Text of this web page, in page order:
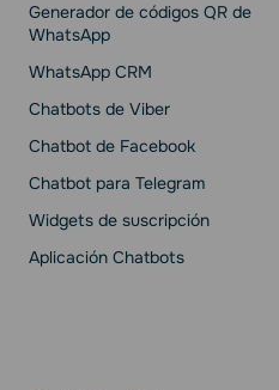
Generador de códigos QR de
WhatsApp
WhatsApp CRM
Chatbots de Viber
Chatbot de Facebook
Chatbot para Telegram
Widgets de suscripción
Aplicación Chatbots